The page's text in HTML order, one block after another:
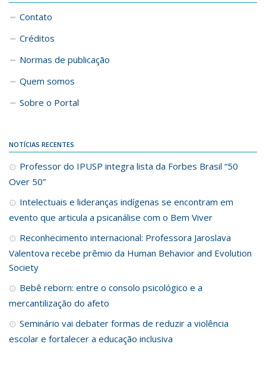
Contato
Créditos
Normas de publicação
Quem somos
Sobre o Portal
NOTÍCIAS RECENTES
Professor do IPUSP integra lista da Forbes Brasil “50
Over 50”
Intelectuais e lideranças indígenas se encontram em
evento que articula a psicanálise com o Bem Viver
Reconhecimento internacional: Professora Jaroslava
Valentova recebe prêmio da Human Behavior and Evolution
Society
Bebê reborn: entre o consolo psicológico e a
mercantilização do afeto
Seminário vai debater formas de reduzir a violência
escolar e fortalecer a educação inclusiva